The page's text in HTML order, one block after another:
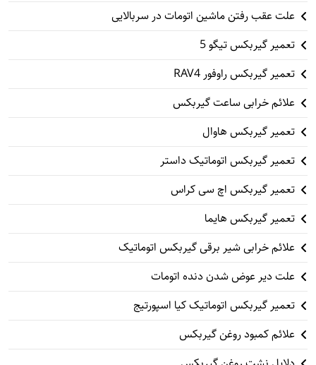
علت عقب رفتن ماشین اتومات در سربالایی
تعمیر گیربکس تیگو 5
تعمیر گیربکس راوفور RAV4
علائم خرابی ساعت گیربکس
تعمیر گیربکس هاوال
تعمیر گیربکس اتوماتیک داستر
تعمیر گیربکس اچ سی کراس
تعمیر گیربکس هایما
علائم خرابی شیر برقی گیربکس اتوماتیک
علت دیر عوض شدن دنده اتومات
تعمیر گیربکس اتوماتیک کیا اسپورتیج
علائم کمبود روغن گیربکس